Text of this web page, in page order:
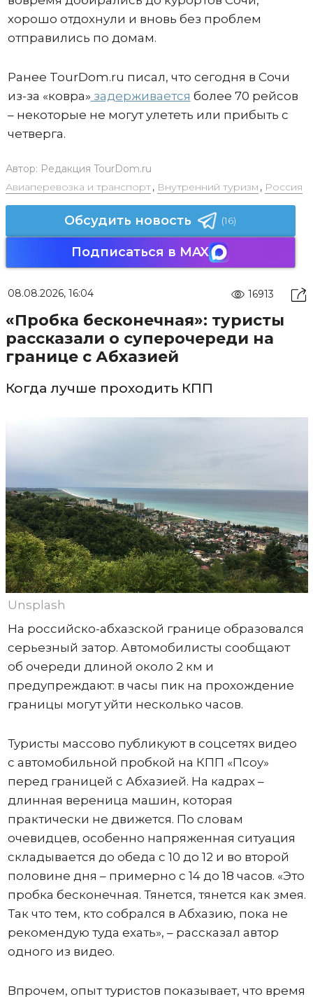
хорошо отдохнули и вновь без проблем
отправились по домам.
Ранее TourDom.ru писал, что сегодня в Сочи
из-за «ковра» задерживается более 70 рейсов
– некоторые не могут улететь или прибыть с
четверга.
Автор: Редакция TourDom.ru
Авиаперевозка и транспорт, Внутренний туризм , Россия
Обсудить новость (16)
Подписаться в MAX
08.08.2026, 16:04 16913
«Пробка бесконечная»: туристы
рассказали о суперочереди на
границе с Абхазией
Когда лучше проходить КПП
Unsplash
На российско-абхазской границе образовался
серьезный затор. Автомобилисты сообщают
об очереди длиной около 2 км и
предупреждают: в часы пик на прохождение
границы могут уйти несколько часов.
Туристы массово публикуют в соцсетях видео
с автомобильной пробкой на КПП «Псоу»
перед границей с Абхазией. На кадрах –
длинная вереница машин, которая
практически не движется. По словам
очевидцев, особенно напряженная ситуация
складывается до обеда с 10 до 12 и во второй
половине дня – примерно с 14 до 18 часов. «Это
пробка бесконечная. Тянется, тянется как змея.
Так что тем, кто собрался в Абхазию, пока не
рекомендую туда ехать», – рассказал автор
одного из видео.
Впрочем, опыт туристов показывает, что время